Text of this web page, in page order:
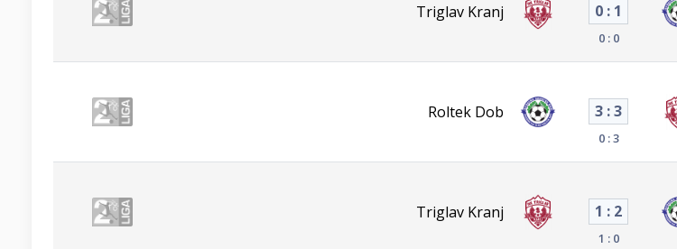
Triglav Kranj 0 : 1
0 : 0
Roltek Dob 3 : 3
0 : 3
Triglav Kranj 1 : 2
1 : 0